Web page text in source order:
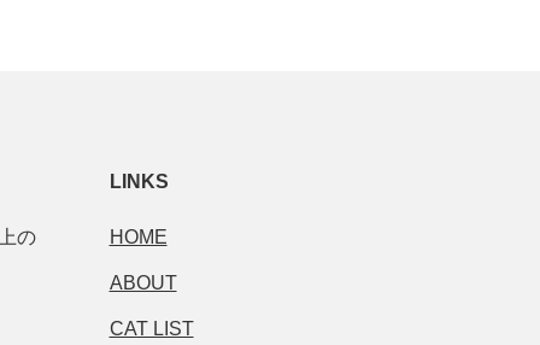
の
LINKS
HOME
ABOUT
CAT LIST